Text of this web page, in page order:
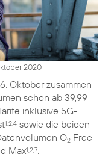
2020
Oktober zusammen
schon ab 39,99
inklusive 5G-
1,2,4 sowie die beiden
O2 Free
Max1,2,7